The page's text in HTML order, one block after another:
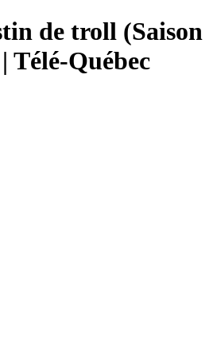
de troll (Saison
Télé-Québec